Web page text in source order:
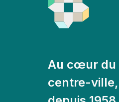
Au cœur du
centre-ville,